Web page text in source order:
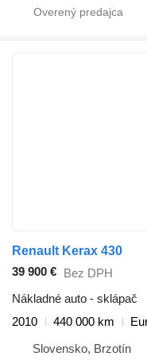
Renault Kerax 430
39 900 € Bez DPH
Nákladné auto - sklápač
2010
440 000 km
Slovensko, Brzotín